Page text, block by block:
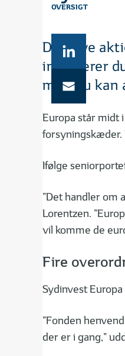
OVERSIGT
Den nye
investerer
men du kan
Europa står midt
forsyningskæder.
Ifølge
”Det handler om
Lorentzen.
vil komme de
Fire
Sydinvest
”Fonden
der er i gang,”